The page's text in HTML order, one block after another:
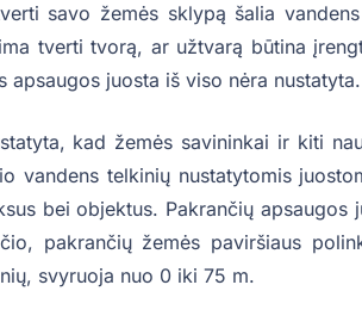
savo žemės sklypą šalia
tverti tvorą, ar užtvarą būtina
apsaugos juosta iš viso nėra nustatyta.
kad žemės savininkai ir kiti
vandens telkinių nustatytomis
bei objektus. Pakrančių apsaugos
pakrančių žemės paviršiaus
svyruoja nuo 0 iki 75 m.